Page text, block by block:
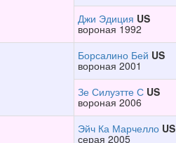
Джи Эдиция US
вороная 1992
Борсалино Бей US
вороная 2001
Зе Силуэтте С US
вороная 2006
Эйч Ка Марчелло US
серая 2005